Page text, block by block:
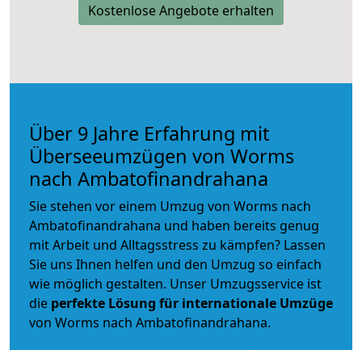
Kostenlose Angebote erhalten
Über 9 Jahre Erfahrung mit
Überseeumzügen von Worms
nach Ambatofinandrahana
Sie stehen vor einem Umzug von Worms nach
Ambatofinandrahana und haben bereits genug
mit Arbeit und Alltagsstress zu kämpfen? Lassen
Sie uns Ihnen helfen und den Umzug so einfach
wie möglich gestalten. Unser Umzugsservice ist
die perfekte Lösung für internationale Umzüge
von Worms nach Ambatofinandrahana.